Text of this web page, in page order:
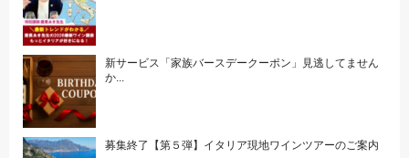
新サービス「家族バースデークーポン」見逃してません
か...
募集終了【第５弾】イタリア現地ワインツアーのご案内